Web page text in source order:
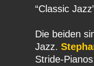
“Classic
Die beiden
Jazz.
Stride-